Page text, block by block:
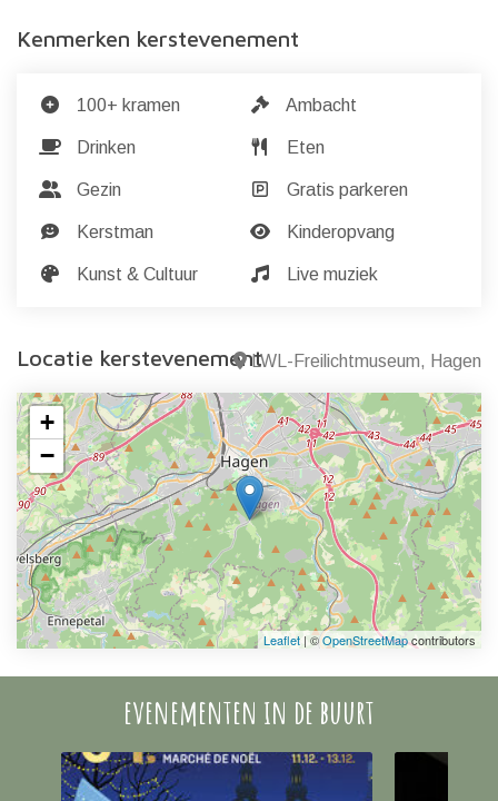
Kenmerken kerstevenement
100+ kramen Ambacht
Drinken Eten
Gezin Gratis parkeren
Kerstman Kinderopvang
Kunst & Cultuur Live muziek
Locatie kerstevenementLWL-Freilichtmuseum, Hagen
+
−
Leaflet | ©OpenStreetMapcontributors
evenementen in de buurt